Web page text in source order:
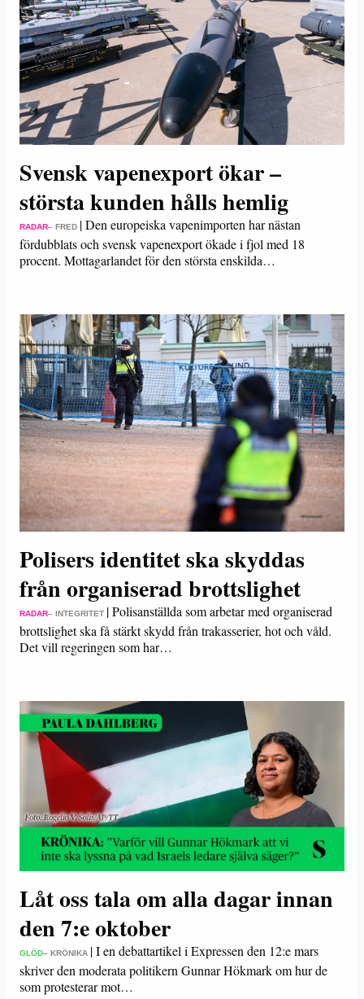
Svensk vapenexport ökar –
största kunden hålls hemlig
RADAR– FRED |Den europeiska vapenimporten har nästan
fördubblats och svensk vapenexport ökade i fjol med 18
procent. Mottagarlandet för den största enskilda…
Polisers identitet ska skyddas
från organiserad brottslighet
RADAR– INTEGRITET |Polisanställda som arbetar med organiserad
brottslighet ska få stärkt skydd från trakasserier, hot och våld.
Det vill regeringen som har…
Låt oss tala om alla dagar innan
den 7:e oktober
GLÖD– KRÖNIKA |I en debattartikel i Expressen den 12:e mars
skriver den moderata politikern Gunnar Hökmark om hur de
som protesterar mot…